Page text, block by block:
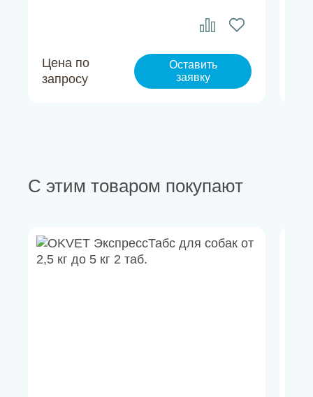
Цена по
запросу
Оставить
заявку
С этим товаром покупают